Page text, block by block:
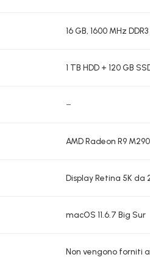
16 GB, 1600 MHz DDR3
1 TB HDD + 120 GB
–
AMD Radeon R9
Display Retina 5K da
macOS 11.6.7 Big Sur
Non vengono forniti